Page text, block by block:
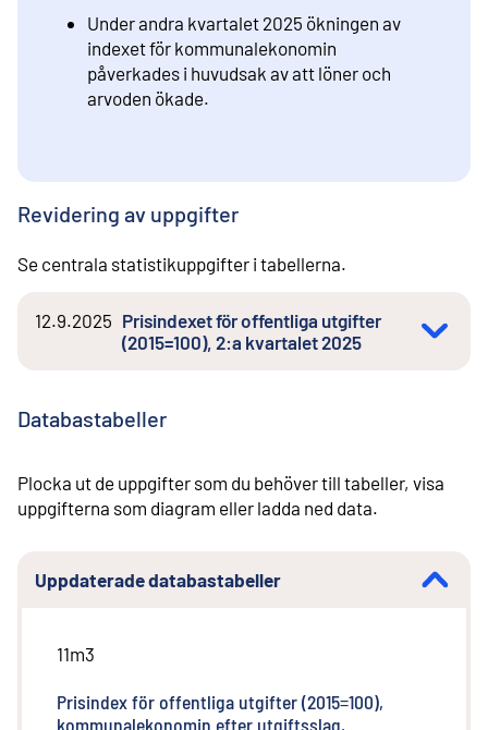
Under andra kvartalet 2025 ökningen av
indexet för kommunalekonomin
påverkades i huvudsak av att löner och
arvoden ökade.
Revidering av uppgifter
Se centrala statistikuppgifter i tabellerna.
12.9.2025 Prisindexet för offentliga utgifter
(2015=100), 2:a kvartalet 2025
Databastabeller
Plocka ut de uppgifter som du behöver till tabeller, visa
uppgifterna som diagram eller ladda ned data.
Uppdaterade databastabeller
11m3
Prisindex för offentliga utgifter (2015=100),
kommunalekonomin efter utgiftsslag,